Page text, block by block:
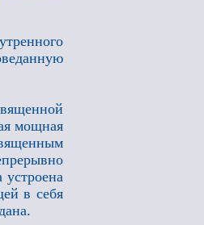
мощная
устроена
в себя